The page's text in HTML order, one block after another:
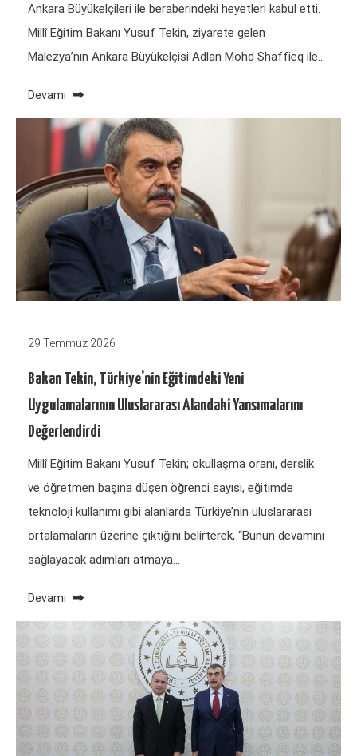
Ankara Büyükelçileri ile beraberindeki heyetleri kabul etti.
Millî Eğitim Bakanı Yusuf Tekin, ziyarete gelen
Malezya’nın Ankara Büyükelçisi Adlan Mohd Shaffieq ile…
Devamı
29 Temmuz 2026
Bakan Tekin, Türkiye’nin Eğitimdeki Yeni
Uygulamalarının Uluslararası Alandaki Yansımalarını
Değerlendirdi
Millî Eğitim Bakanı Yusuf Tekin; okullaşma oranı, derslik
ve öğretmen başına düşen öğrenci sayısı, eğitimde
teknoloji kullanımı gibi alanlarda Türkiye’nin uluslararası
ortalamaların üzerine çıktığını belirterek, “Bunun devamını
sağlayacak adımları atmaya…
Devamı